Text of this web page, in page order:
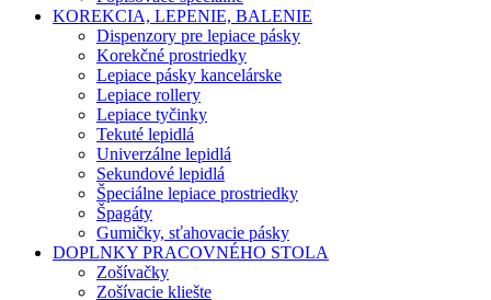
KOREKCIA, LEPENIE, BALENIE
Dispenzory pre lepiace pásky
Korekčné prostriedky
Lepiace pásky kancelárske
Lepiace rollery
Lepiace tyčinky
Tekuté lepidlá
Univerzálne lepidlá
Sekundové lepidlá
Špeciálne lepiace prostriedky
Špagáty
Gumičky, sťahovacie pásky
DOPLNKY PRACOVNÉHO STOLA
Zošívačky
Zošívacie kliešte